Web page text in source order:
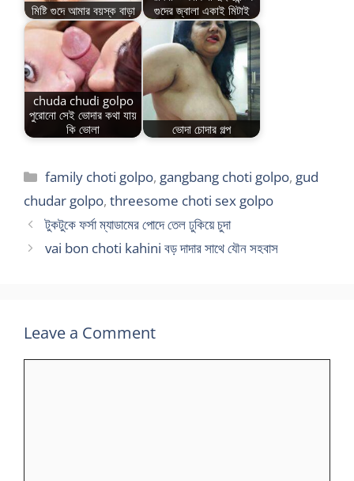
মিষ্টি গুদে আমার বয়স্ক বাড়া
গুদের জ্বালা একাই মিটাই
chuda chudi golpo
পুরোনো সেই ভোদার কথা যায়
কি ভোলা
ভোদা চোদার গল্প
Categories
family choti golpo, gangbang choti golpo, gud
chudar golpo, threesome choti sex golpo
টুকটুকে ফর্সা ম্যাডামের পোদে তেল ঢুকিয়ে চুদা
vai bon choti kahini বড় দাদার সাথে যৌন সহবাস
Leave a Comment